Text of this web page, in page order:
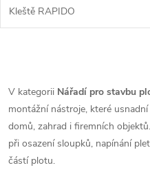
Kleště RAPIDO
v
l
á
V kategorii Nářadí pro stavbu
montážní nástroje, které
domů, zahrad i firemních
při osazení sloupků, napínání
částí plotu.